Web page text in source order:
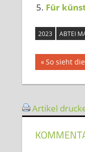
Für
2023 ABTEI
Vorheriger
Beitrag:
So sieht
Artikel